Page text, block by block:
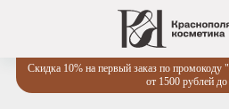
Скидка 10% на первый заказ по
от 1500 рублей